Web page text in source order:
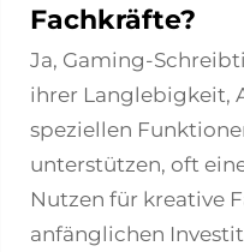
Fachkräfte?
Ja, Gaming-
ihrer Langlebigkeit,
speziellen
unterstützen, oft
Nutzen für kreative
anfänglichen